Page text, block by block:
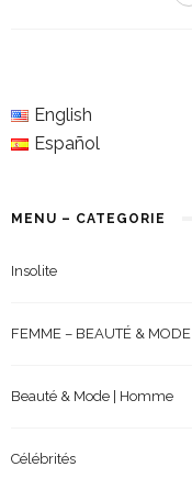
English
Español
MENU – CATEGORIE
Insolite
FEMME – BEAUTÉ & MODE
Beauté & Mode | Homme
Célébrités